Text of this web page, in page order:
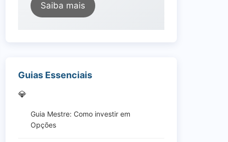
Saiba mais
Guias Essenciais
💎
Guia Mestre: Como investir em
Opções